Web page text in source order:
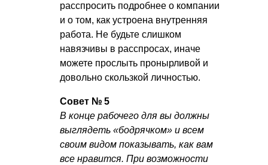
расспросить подробнее о компании
и о том, как устроена внутренняя
работа. Не будьте слишком
навязчивы в расспросах, иначе
можете прослыть пронырливой и
довольно скользкой личностью.
Совет № 5
В конце рабочего для вы должны
выглядеть «бодрячком» и всем
своим видом показывать, как вам
все нравится. При возможности